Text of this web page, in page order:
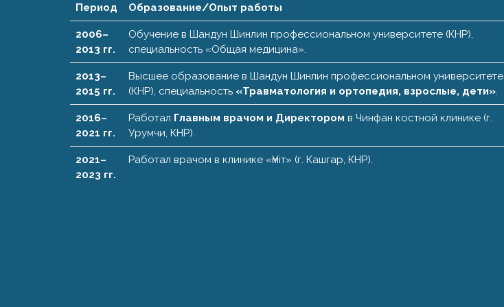
Период Образование/Опыт работы
2006–
2013 гг.
Обучение в Шандун Шинлин профессиональном университете (КНР),
специальность «Общая медицина».
2013–
2015 гг.
Высшее образование в Шандун Шинлин профессиональном университете
(КНР), специальность «Травматология и ортопедия, взрослые, дети».
2016–
2021 гг.
Работал Главным врачом и Директором в Чинфан костной клинике (г.
Урумчи, КНР).
2021–
2023 гг.
Работал врачом в клинике «Үміт» (г. Кашгар, КНР).